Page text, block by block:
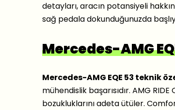
detayları, aracın potansiyeli
sağ pedala dokunduğunuzda
Mercedes-AMG
Mercedes-AMG EQE 53 teknik
mühendislik başarısıdır. AMG
bozukluklarını adeta ütüler.